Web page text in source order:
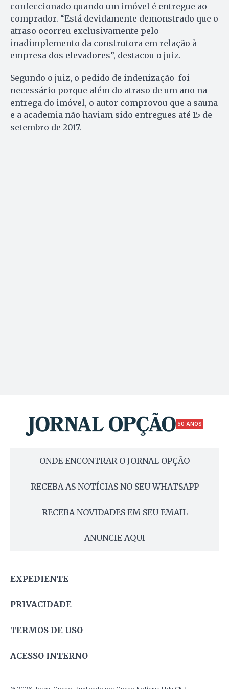
confeccionado quando um imóvel é entregue ao
comprador. “Está devidamente demonstrado que o
atraso ocorreu exclusivamente pelo
inadimplemento da construtora em relação à
empresa dos elevadores”, destacou o juiz.
Segundo o juiz, o pedido de indenização foi
necessário porque além do atraso de um ano na
entrega do imóvel, o autor comprovou que a sauna
e a academia não haviam sido entregues até 15 de
setembro de 2017.
50 ANOS
ONDE ENCONTRAR O JORNAL OPÇÃO
RECEBA AS NOTÍCIAS NO SEU WHATSAPP
RECEBA NOVIDADES EM SEU EMAIL
ANUNCIE AQUI
EXPEDIENTE
PRIVACIDADE
TERMOS DE USO
ACESSO INTERNO